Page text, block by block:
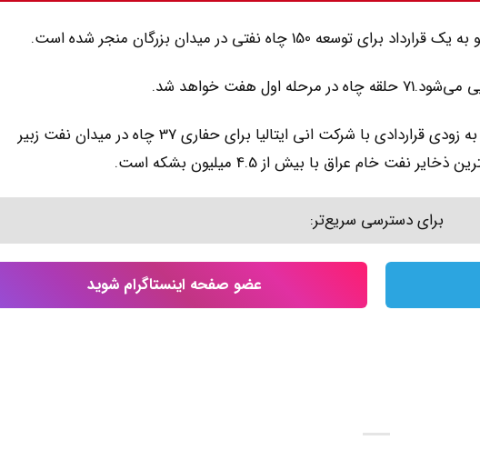
چاه نفتی در میدان بزرگان منجر شده است.
هفت خواهد شد.
عبدالکریم همچنین اظهار داشت وزارت نفت عراق به زودی قراردادی با شرکت انی ایتالیا برای حفاری 37 چاه در میدان نفت زبیر
خام عراق با بیش از 4.5 میلیون بشکه است.
برای دسترسی سریع‌تر:
عضو صفحه اینستاگرام شوید